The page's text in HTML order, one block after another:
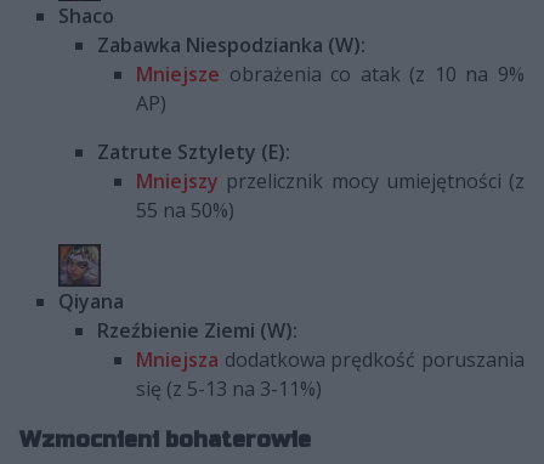
Shaco
Zabawka Niespodzianka (W):
Mniejsze obrażenia co atak (z 10 na 9%
AP)
Zatrute Sztylety (E):
Mniejszy przelicznik mocy umiejętności (z
55 na 50%)
Qiyana
Rzeźbienie Ziemi (W):
Mniejsza dodatkowa prędkość poruszania
się (z 5-13 na 3-11%)
Wzmocnieni bohaterowie